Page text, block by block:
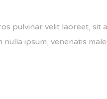
pulvinar velit laoreet, sit
ipsum, venenatis